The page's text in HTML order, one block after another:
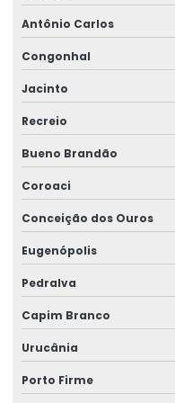
Antônio Carlos
Congonhal
Jacinto
Recreio
Bueno Brandão
Coroaci
Conceição dos Ouros
Eugenópolis
Pedralva
Capim Branco
Urucânia
Porto Firme